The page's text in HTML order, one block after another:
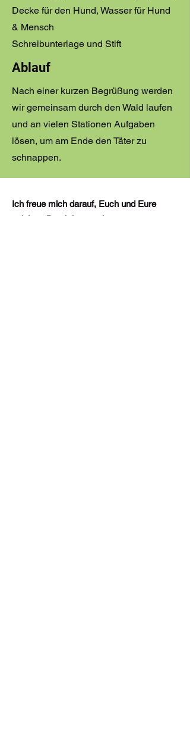
Decke für den Hund, Wasser für Hund
& Mensch
Schreibunterlage und Stift
Ablauf
Nach einer kurzen Begrüßung werden
wir gemeinsam durch den Wald laufen
und an vielen Stationen Aufgaben
lösen, um am Ende den Täter zu
schnappen.
Ich freue mich darauf, Euch und Eure
pelzigen Detektive zu einem